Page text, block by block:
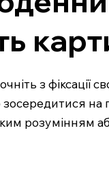
з фіксації
зосередитися
розумінням